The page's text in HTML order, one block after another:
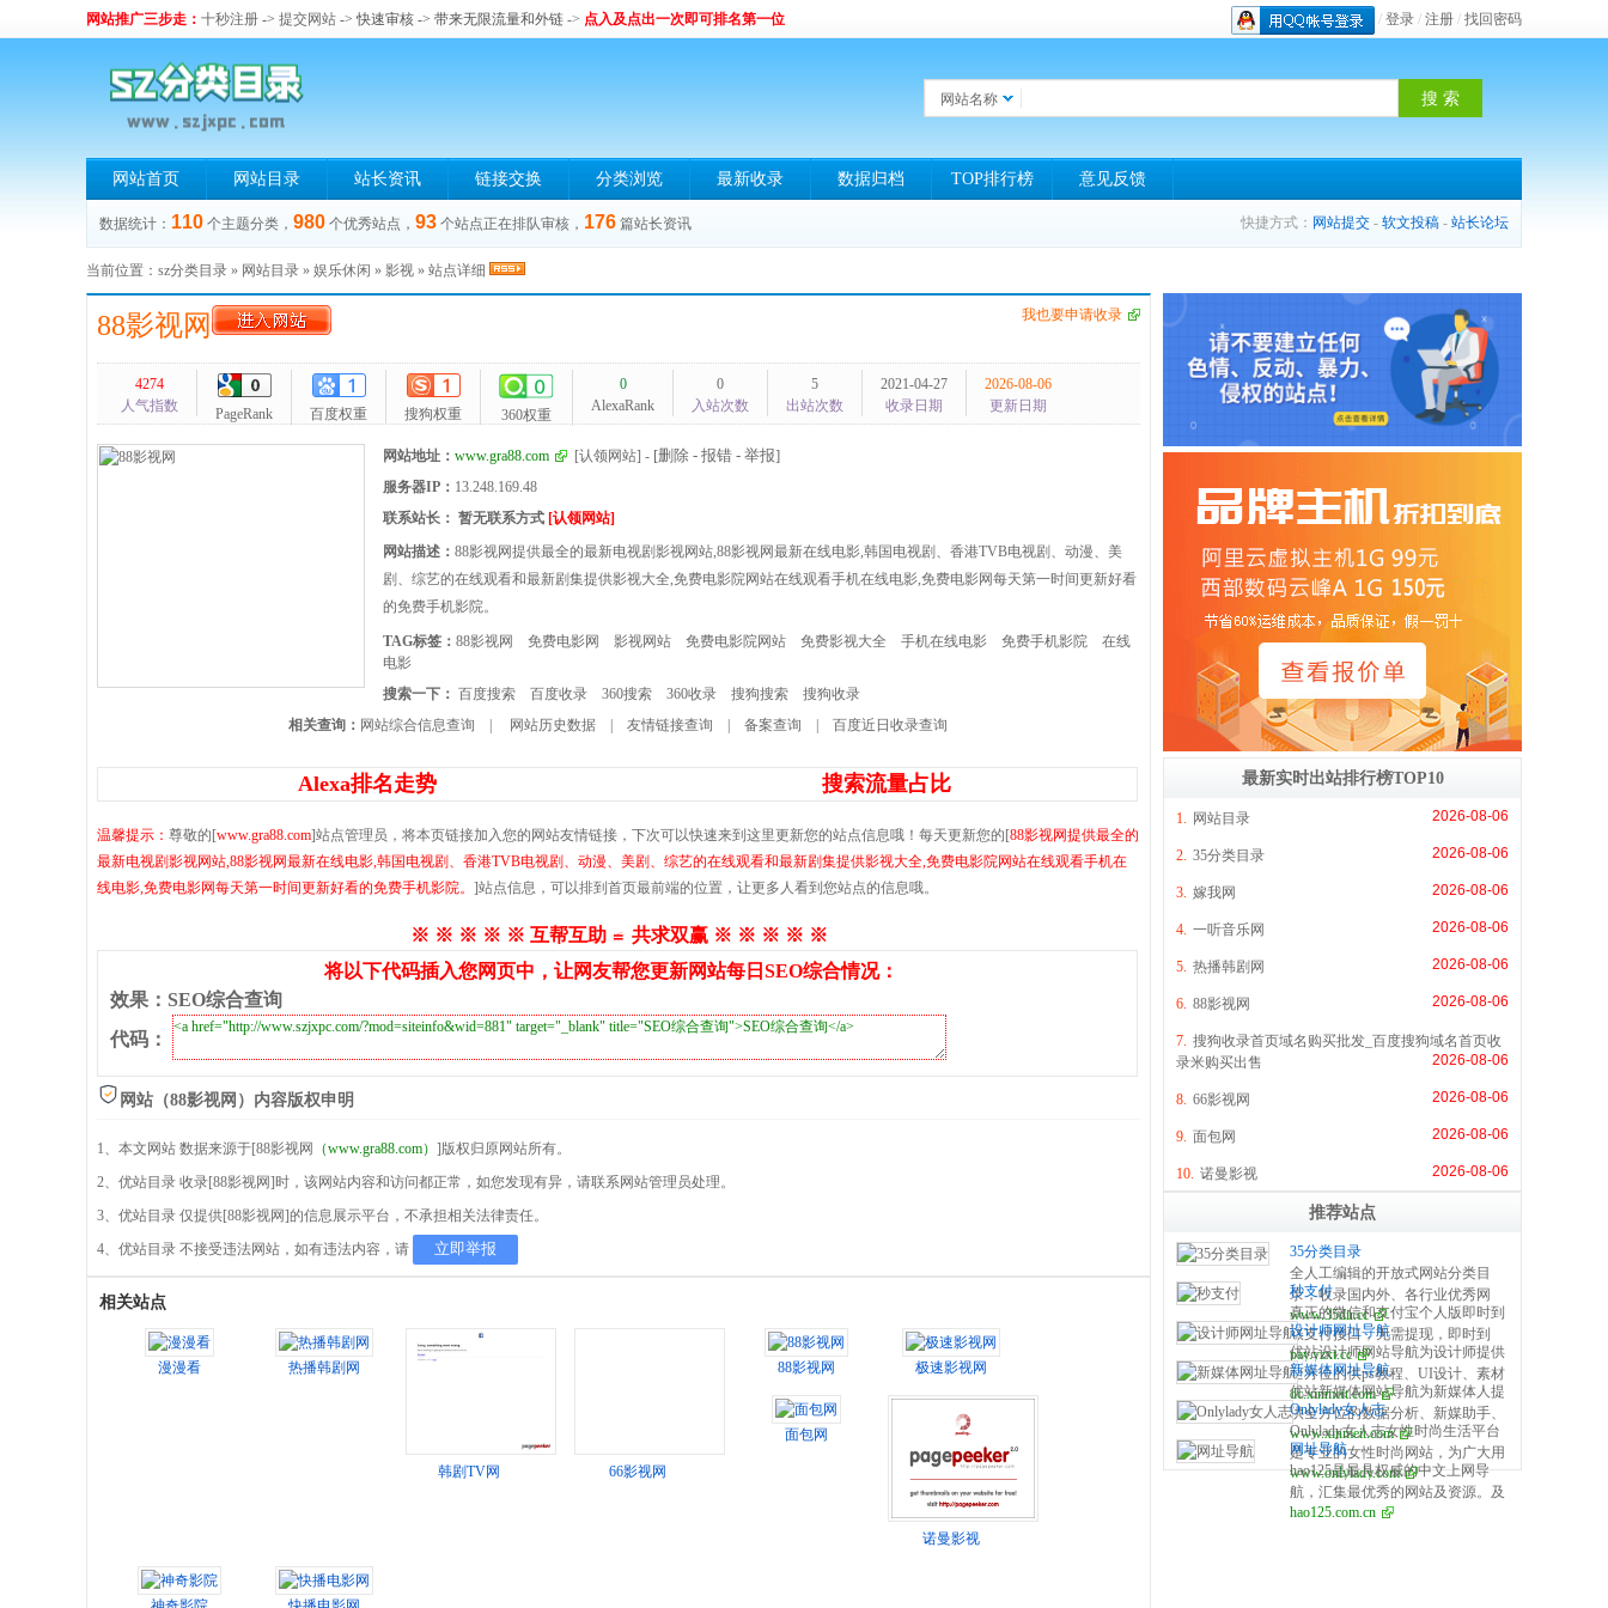
网站推广三步走： 十秒注册 -> 提交网站 -> 快速审核 -> 带来无限流量和外链 -> 点入及点出一次即可排名第一位 / 登录 / 注册 / 找回密码
网站名称
网站首页 网站目录 站长资讯 链接交换 分类浏览 最新收录 数据归档 TOP排行榜 意见反馈
数据统计： 110 个主题分类， 980 个优秀站点， 93 个站点正在排队审核， 176 篇站长资讯 快捷方式： 网站提交 - 软文投稿 - 站长论坛
当前位置： sz分类目录 » 网站目录 » 娱乐休闲 » 影视 » 站点详细
我也要申请收录
88影视网
4274
人气指数
PageRank 百度权重 搜狗权重 360权重
0
AlexaRank
0
入站次数
5
出站次数
2021-04-27
收录日期
2026-08-06
更新日期
网站地址： www.gra88.com [认领网站] - [删除 - 报错 - 举报]
服务器IP： 13.248.169.48
联系站长： 暂无联系方式 [认领网站]
网站描述： 88影视网提供最全的最新电视剧影视网站,88影视网最新在线电影,韩国电视剧、香港TVB电视剧、动漫、美
剧、综艺的在线观看和最新剧集提供影视大全,免费电影院网站在线观看手机在线电影,免费电影网每天第一时间更新好看
的免费手机影院。
TAG标签： 88影视网 免费电影网 影视网站 免费电影院网站 免费影视大全 手机在线电影 免费手机影院
在线
电影
搜索一下： 百度搜索 百度收录 360搜索 360收录 搜狗搜索
搜狗收录
相关查询： 网站综合信息查询 网站历史数据 友情链接查询 备案查询 百度近日收录查询
Alexa排名走势 搜索流量占比
温馨提示： 尊敬的[www.gra88.com]站点管理员，将本页链接加入您的网站友情链接，下次可以快速来到这里更新您的站点信息哦！每天更新您的[88影视网提供最全的
最新电视剧影视网站,88影视网最新在线电影,韩国电视剧、香港TVB电视剧、动漫、美剧、综艺的在线观看和最新剧集提供影视大全,免费电影院网站在线观看手机在
线电影,免费电影网每天第一时间更新好看的免费手机影院。 ]站点信息，可以排到首页最前端的位置，让更多人看到您站点的信息哦。
※ ※ ※ ※ ※ 互帮互助 ≌ 共求双赢 ※ ※ ※ ※ ※
将以下代码插入您网页中，让网友帮您更新网站每日SEO综合情况：
效果 ： SEO综合查询
代码 ：
网站（88影视网）内容版权申明
1、本文网站 数据来源于[88影视网 （www.gra88.com） ]版权归原网站所有。
2、优站目录 收录[88影视网]时，该网站内容和访问都正常，如您发现有异，请联系网站管理员处理。
3、优站目录 仅提供[88影视网]的信息展示平台，不承担相关法律责任。
4、优站目录 不接受违法网站，如有违法内容，请
立即举报
相关站点
漫漫看 热播韩剧网
韩剧TV网 66影视网
88影视网 极速影视网
面包网
诺曼影视
最新实时出站排行榜TOP10
1. 网站目录 2026-08-06
2. 35分类目录 2026-08-06
3. 嫁我网 2026-08-06
4. 一听音乐网 2026-08-06
5. 热播韩剧网 2026-08-06
6. 88影视网 2026-08-06
7. 搜狗收录首页域名购买批发_百度搜狗域名首页收
录米购买出售
2026-08-06
8. 66影视网 2026-08-06
9. 面包网 2026-08-06
10. 诺曼影视 2026-08-06
推荐站点
35分类目录
全人工编辑的开放式网站分类目
录，收录国内外、各行业优秀网
站，旨在为用户提供网站分类目录
检索、优秀网站参考、网站推广服
务。
www.35dir.cc
秒支付
真正的微信和支付宝个人版即时到
账支付接口，无需提现，即时到
账，100%资金安全，彩虹系统合
作服务商，无需手续费，无需人工
操作，是个人收款的最佳解决方
案。
pay.yzxt.cc
设计师网址导航
优站设计师网站导航为设计师提供
全方位的供ps教程、UI设计、素材
下载、高清图库、配色方案、用户
体验、网页设计等全方位设计师网
站导航指引。每周更新及时，同时
是优站网（YOUZHAN.CO）旗下
最实用、最专业、最全面、最好用
的设计师网址导航！
dc.xinmeit.com
新媒体网址导航
优站新媒体网站导航为新媒体人提
供全方位的数据分析、新媒助手、
必备的工具资源、自媒体平台、运
营营销、学习创业等全方位新媒体
网站导航指引。每周更新及时，同
时是优站网（YOUZHAN.CO）旗
下最实用、最专业、最全面、最好
www.xinmeit.com
Onlylady女人志
Onlylady女人志女性时尚生活平台
是专业的女性时尚网站，为广大用
户提供专业的时尚潮流、美容方
法、流行趋势、服饰时装资讯，打
造专业时尚、美容、生活、达人、
www.onlylady.com
网址导航
hao125是最具权威的中文上网导
航，汇集最优秀的网站及资源。及
时收录影视、音乐、小说、游戏等
hao125.com.cn